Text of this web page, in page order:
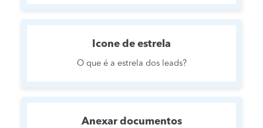
Icone de estrela
O que é a estrela dos leads?
Anexar documentos